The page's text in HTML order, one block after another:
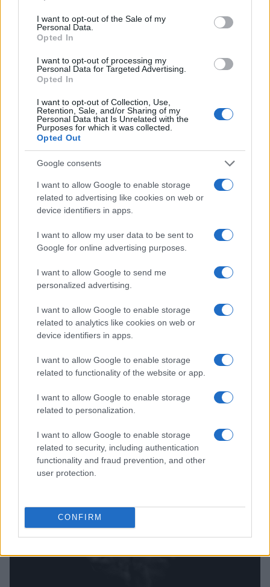
use your data for below specified purposes in below Google
consent section.
I want to opt-out of the Sale of my
Personal Data.
Opted In
I want to opt-out of processing my
Personal Data for Targeted Advertising.
Opted In
I want to opt-out of Collection, Use,
Retention, Sale, and/or Sharing of my
Personal Data that Is Unrelated with the
Purposes for which it was collected.
Opted Out
Google consents
I want to allow Google to enable storage
related to advertising like cookies on web or
device identifiers in apps.
I want to allow my user data to be sent to
Google for online advertising purposes.
I want to allow Google to send me
personalized advertising.
I want to allow Google to enable storage
related to analytics like cookies on web or
device identifiers in apps.
I want to allow Google to enable storage
related to functionality of the website or app.
I want to allow Google to enable storage
related to personalization.
I want to allow Google to enable storage
related to security, including authentication
functionality and fraud prevention, and other
user protection.
CONFIRM
À lire aussi
SPORT
Quel revêtement de sol choisir pour vos espaces sportifs?
Infos Rédaction · 18 Mar 2026
SPORT